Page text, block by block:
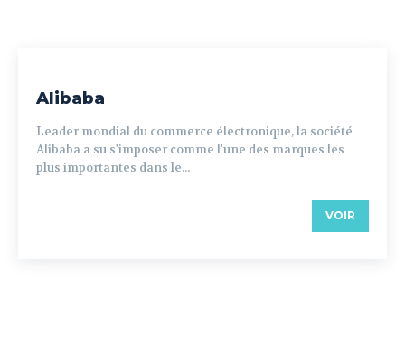
Alibaba
Leader mondial du commerce électronique, la société
Alibaba a su s'imposer comme l'une des marques les
plus importantes dans le...
VOIR